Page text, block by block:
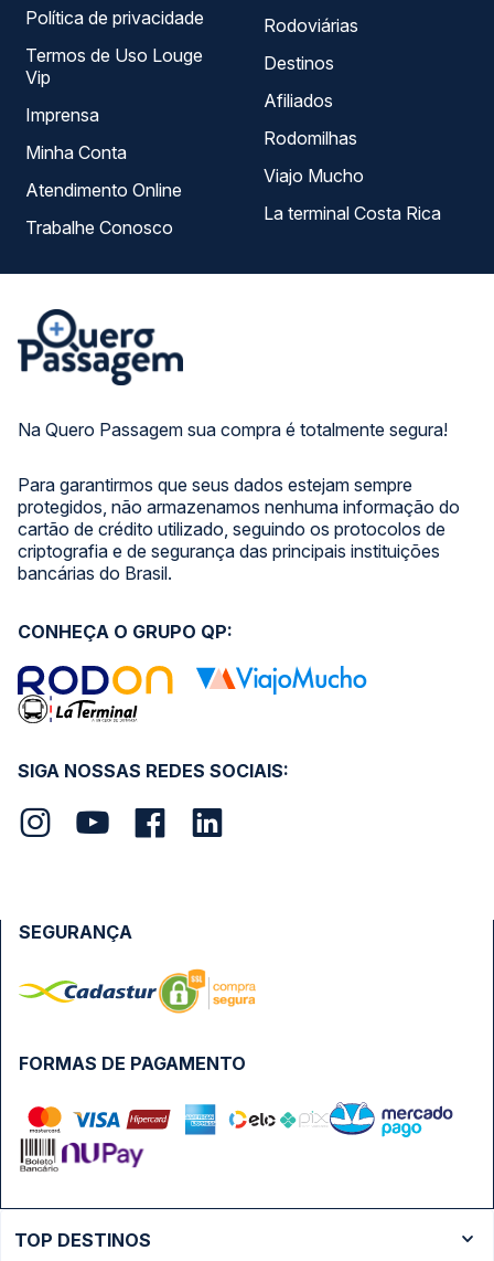
Na Quero Passagem sua compra é totalmente segura!
Para garantirmos que seus dados estejam sempre
protegidos, não armazenamos nenhuma informação do
cartão de crédito utilizado, seguindo os protocolos de
criptografia e de segurança das principais instituições
bancárias do Brasil.
Política de privacidade
Termos de Uso Louge
Vip
Imprensa
Minha Conta
Atendimento Online
Trabalhe Conosco
Rodoviárias
Destinos
Afiliados
Rodomilhas
Viajo Mucho
La terminal Costa Rica
SIGA NOSSAS REDES SOCIAIS:
CONHEÇA O GRUPO QP:
FORMAS DE PAGAMENTO
SEGURANÇA
TOP DESTINOS